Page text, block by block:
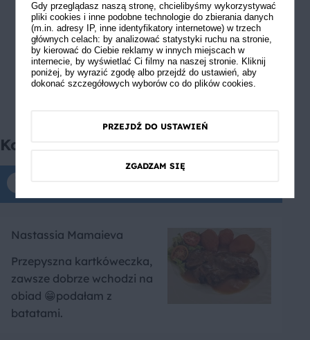
Komentarze
Nastassia Mamaieva
Przepyszna kartkóweczka,
zawsze dobrze wchodzi na
obiad 😁podałam z
batatami.
Gdy przeglądasz naszą stronę, chcielibyśmy wykorzystywać
pliki cookies i inne podobne technologie do zbierania danych
(m.in. adresy IP, inne identyfikatory internetowe) w trzech
głównych celach: by analizować statystyki ruchu na stronie,
by kierować do Ciebie reklamy w innych miejscach w
internecie, by wyświetlać Ci filmy na naszej stronie. Kliknij
poniżej, by wyrazić zgodę albo przejdź do ustawień, aby
dokonać szczegółowych wyborów co do plików cookies.
PRZEJDŹ DO USTAWIEŃ
ZGADZAM SIĘ